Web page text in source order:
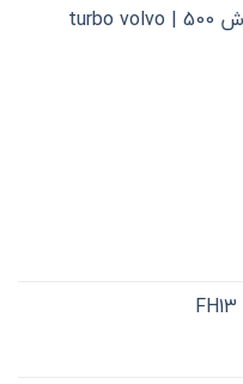
توربو شارژر ولوو اف هاش 500 | turbo volvo